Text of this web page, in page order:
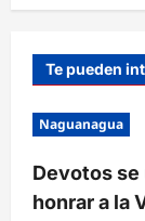
Te pueden
Naguanagua
Devotos se
honrar a la